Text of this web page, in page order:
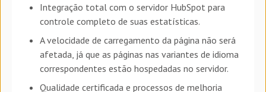
Integração total com o servidor HubSpot para
controle completo de suas estatísticas.
A velocidade de carregamento da página não será
afetada, já que as páginas nas variantes de idioma
correspondentes estão hospedadas no servidor.
Qualidade certificada e processos de melhoria